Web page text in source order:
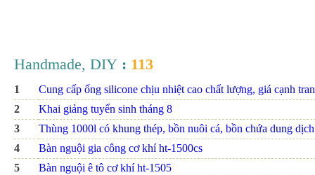
Handmade, DIY : 113
1
Cung cấp ống silicone chịu nhiệt cao chất lượng, giá cạnh
2
Khai giảng tuyển sinh tháng 8
3
Thùng 1000l có khung thép, bồn nuôi cá, bồn chứa dung
4
Bàn nguội gia công cơ khí ht-1500cs
5
Bàn nguội ê tô cơ khí ht-1505